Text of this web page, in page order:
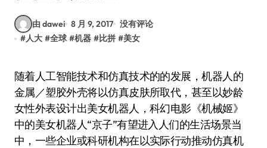
由 dawei 8 月 9, 2017 没有评论
#人大 #全球 #机器 #比拼 #美女
随着人工智能技术和仿真技术的的发展，机器人的
金属／塑胶外壳将以仿真皮肤所取代，甚至以妙龄
女性外表设计出美女机器人，科幻电影《机械姬》
中的美女机器人“京子”有望进入人们的生活场景当
中，一些企业或科研机构在以实际行动推动仿真机